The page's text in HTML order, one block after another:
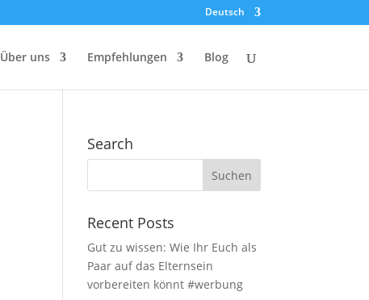
Deutsch
Über uns Empfehlungen Blog
Search
Recent Posts
Gut zu wissen: Wie Ihr Euch als
Paar auf das Elternsein
vorbereiten könnt #werbung